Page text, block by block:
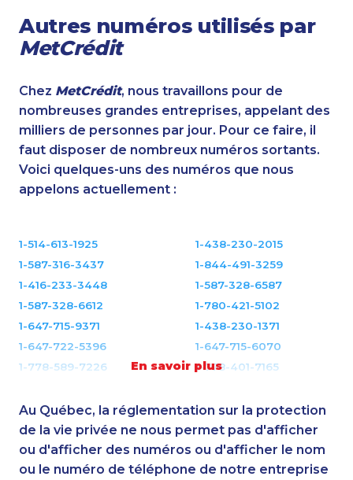
Autres numéros utilisés par
MetCrédit
Chez MetCrédit, nous travaillons pour de
nombreuses grandes entreprises, appelant des
milliers de personnes par jour. Pour ce faire, il
faut disposer de nombreux numéros sortants.
Voici quelques-uns des numéros que nous
appelons actuellement :
En savoir plus
1-514-613-1925
1-438-230-2015
1-587-316-3437
1-844-491-3259
1-416-233-3448
1-587-328-6587
1-587-328-6612
1-780-421-5102
1-647-715-9371
1-438-230-1371
1-647-722-5396
1-647-715-6070
1-778-589-7226
1-778-401-7165
1-416-239-0375
1-438-289-3505
1-587-543-0709
1-778-589-5283
1-438-230-2028
1-800-835-7094
1-587-319-2161
1-438-230-1385
Au Québec, la réglementation sur la protection
de la vie privée ne nous permet pas d'afficher
ou d'afficher des numéros ou d'afficher le nom
ou le numéro de téléphone de notre entreprise